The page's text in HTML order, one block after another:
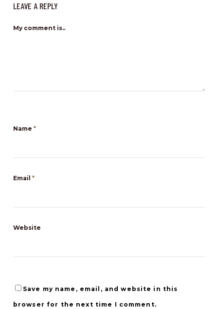
LEAVE A REPLY
My comment is..
Name *
Email *
Website
Save my name, email, and website in this
browser for the next time I comment.